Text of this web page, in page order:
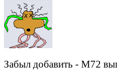
Забыл добавить - М72